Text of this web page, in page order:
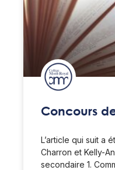
Concours
L’article qui suit a
Charron et Kelly-
secondaire 1.